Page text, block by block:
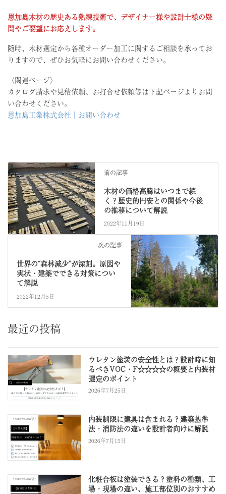
恩加島木材の歴史ある熟練技術で、デザイナー様や設計士様の疑
問やご要望にお応えします。
随時、木材選定から各種オーダー加工に関するご相談を承ってお
りますので、ぜひお気軽にお問い合わせください。
〈関連ページ〉
カタログ請求や見積依頼、お打合せ依頼等は下記ページよりお問
い合わせください。
恩加島工業株式会社｜お問い合わせ
前の記事
木材の価格高騰はいつまで続
く？歴史的円安との関係や今後
の推移について解説
2022年11月19日
次の記事
世界の“森林減少”が深刻。原因や
実状・建築でできる対策につい
て解説
2022年12月5日
最近の投稿
ウレタン塗装の安全性とは？設計時に知
るべきVOC・F☆☆☆☆の概要と内装材
選定のポイント
2026年7月25日
内装制限に建具は含まれる？建築基準
法・消防法の違いを設計者向けに解説
2026年7月15日
化粧合板は塗装できる？塗料の種類、工
場・現場の違い、施工部位別のおすすめ